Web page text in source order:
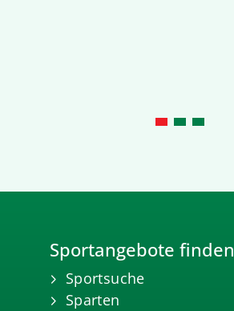
Sportangebote finden
Sportsuche
Sparten